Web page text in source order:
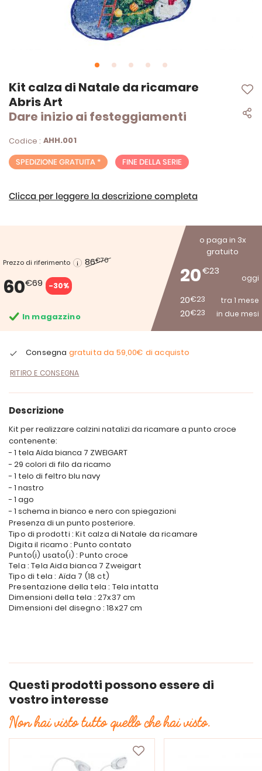
Kit calza di Natale da ricamare
Abris Art
Dare inizio ai festeggiamenti
Codice : AHH.001
SPEDIZIONE GRATUITA * FINE DELLA SERIE
Clicca per leggere la descrizione completa
Prezzo di riferimento 86€70
60€69 -30%
o paga in 3x
gratuito
20€23
oggi
20€23 tra 1 mese
20€23 in due mesi
In magazzino
Consegna gratuita da 59,00€ di acquisto
RITIRO E CONSEGNA
Vai
all'inizio
della
galleria
immagini
Descrizione
Kit per realizzare calzini natalizi da ricamare a punto croce
contenente:
- 1 tela Aïda bianca 7 ZWEIGART
- 29 colori di filo da ricamo
- 1 telo di feltro blu navy
- 1 nastro
- 1 ago
- 1 schema in bianco e nero con spiegazioni
Presenza di un punto posteriore.
Tipo di prodotti : Kit calza di Natale da ricamare
Digita il ricamo : Punto contato
Punto(i) usato(i) : Punto croce
Tela : Tela Aida bianca 7 Zweigart
Tipo di tela : Aïda 7 (18 ct)
Presentazione della tela : Tela intatta
Dimensioni della tela : 27x37 cm
Dimensioni del disegno : 18x27 cm
Questi prodotti possono essere di
vostro interesse
Non hai visto tutto quello che hai visto.